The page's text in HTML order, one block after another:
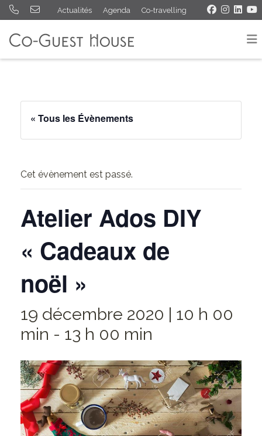
Actualités Agenda Co-travelling
« Tous les Évènements
Cet évènement est passé.
Atelier Ados DIY
« Cadeaux de
noël »
19 décembre 2020 | 10 h 00
min - 13 h 00 min